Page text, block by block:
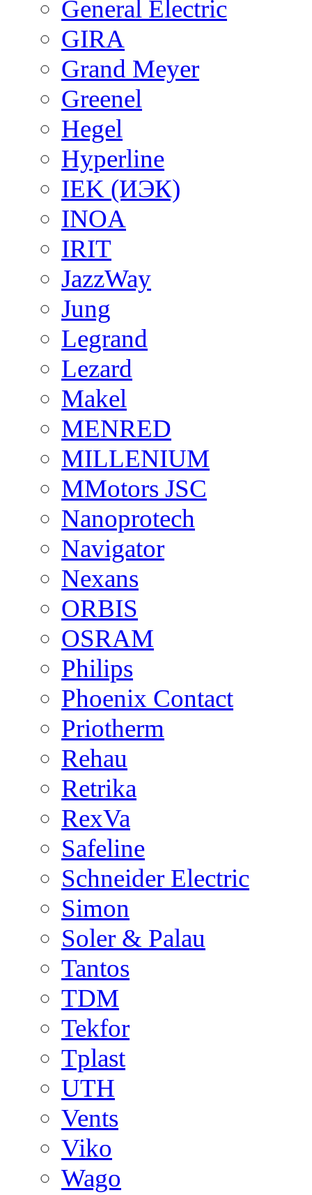
General Electric
GIRA
Grand Meyer
Greenel
Hegel
Hyperline
IEK (ИЭК)
INOA
IRIT
JazzWay
Jung
Legrand
Lezard
Makel
MENRED
MILLENIUM
MMotors JSC
Nanoprotech
Navigator
Nexans
ORBIS
OSRAM
Philips
Phoenix Contact
Priotherm
Rehau
Retrika
RexVa
Safeline
Schneider Electric
Simon
Soler & Palau
Tantos
TDM
Tekfor
Tplast
UTH
Vents
Viko
Wago